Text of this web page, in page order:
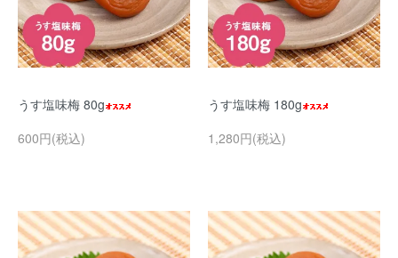
うす塩味梅 80g
600円(税込)
うす塩味梅 180g
1,280円(税込)